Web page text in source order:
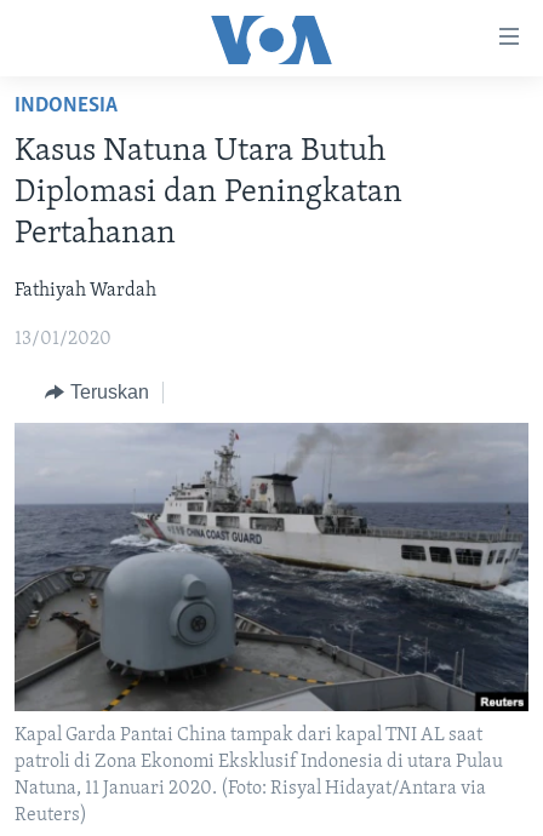
Akses
Lanjut
ke
Konten
Utama
ke
Utama
Lanjut
DUNIA
VIDEO
DAFTAR PROGRAM
Bahasa-bahasa
INDONESIA
Kasus Natuna Utara Butuh
Diplomasi dan Peningkatan
Pertahanan
Fathiyah Wardah
13/01/2020
Teruskan
Kapal Garda Pantai China tampak dari kapal TNI AL saat
patroli di Zona Ekonomi Eksklusif Indonesia di utara Pulau
Natuna, 11 Januari 2020. (Foto: Risyal Hidayat/Antara via
Reuters)